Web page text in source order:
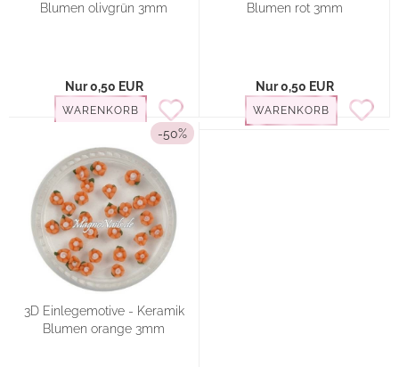
Blumen olivgrün 3mm
Nur 0,50 EUR
WARENKORB
Blumen rot 3mm
Nur 0,50 EUR
WARENKORB
-50%
3D Einlegemotive - Keramik
Blumen orange 3mm